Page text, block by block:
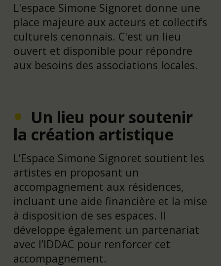
L'espace Simone Signoret donne une
place majeure aux acteurs et collectifs
culturels cenonnais. C'est un lieu
ouvert et disponible pour répondre
aux besoins des associations locales.
Un lieu pour soutenir
la création artistique
L’Espace Simone Signoret soutient les
artistes en proposant un
accompagnement aux résidences,
incluant une aide financière et la mise
à disposition de ses espaces. Il
développe également un partenariat
avec l’IDDAC pour renforcer cet
accompagnement.